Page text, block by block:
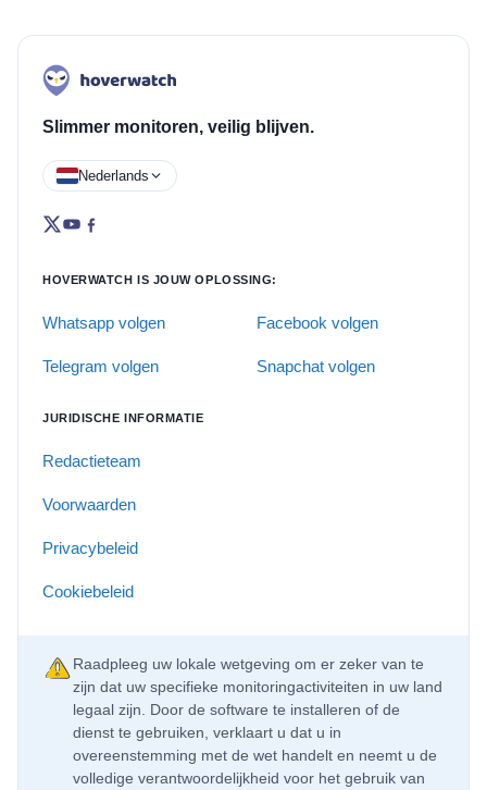
Slimmer monitoren, veilig blijven.
Nederlands
HOVERWATCH IS JOUW OPLOSSING:
Whatsapp volgen Facebook volgen
Telegram volgen Snapchat volgen
JURIDISCHE INFORMATIE
Redactieteam
Voorwaarden
Privacybeleid
Cookiebeleid
Raadpleeg uw lokale wetgeving om er zeker van te
zijn dat uw specifieke monitoringactiviteiten in uw land
legaal zijn. Door de software te installeren of de
dienst te gebruiken, verklaart u dat u in
overeenstemming met de wet handelt en neemt u de
volledige verantwoordelijkheid voor het gebruik van